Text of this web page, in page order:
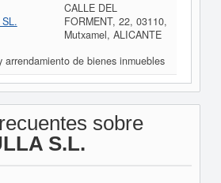
CALLE DEL
FORMENT, 22, 03110,
Mutxamel, ALICANTE
arrendamiento de bienes inmuebles
sobre
S.L.